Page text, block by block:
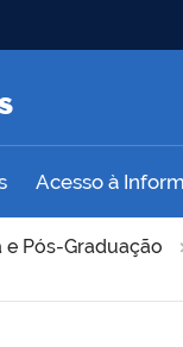
Acesso à
Pós-Graduação